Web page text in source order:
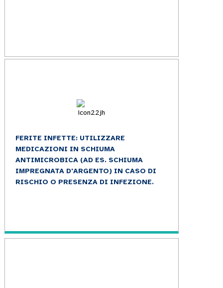
FERITE INFETTE: UTILIZZARE
MEDICAZIONI IN SCHIUMA
ANTIMICROBICA (AD ES. SCHIUMA
IMPREGNATA D'ARGENTO) IN CASO DI
RISCHIO O PRESENZA DI INFEZIONE.